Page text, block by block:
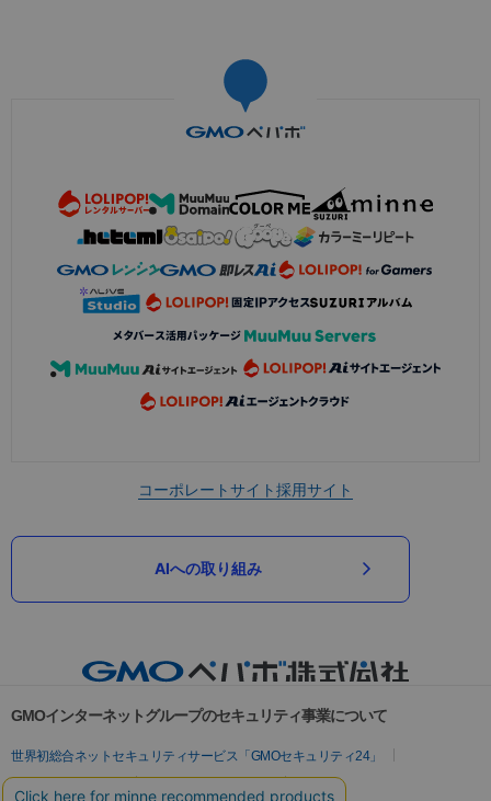
コーポレートサイト採用サイト
AIへの取り組み
GMOインターネットグループのセキュリティ事業について
世界初総合ネットセキュリティサービス「GMOセキュリティ24」
パスワード漏洩診断